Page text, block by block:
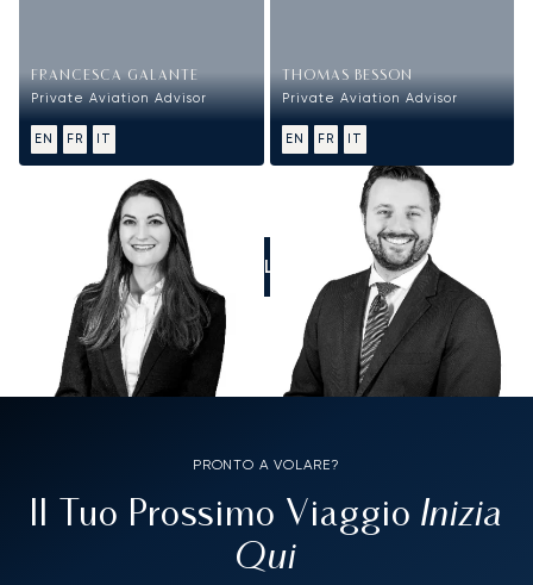
FRANCESCA GALANTE
Private Aviation Advisor
EN FR IT
THOMAS BESSON
Private Aviation Advisor
EN FR IT
CALL US
PRONTO A VOLARE?
Il Tuo Prossimo Viaggio Inizia
Qui